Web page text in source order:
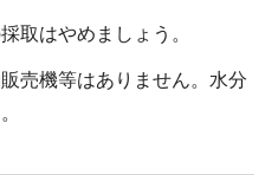
取はやめましょう。
売機等はありません。水分